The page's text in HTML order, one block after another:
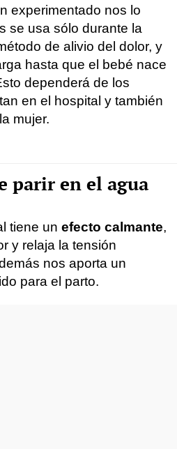
experimentado nos lo
se usa sólo durante la
de alivio del dolor, y
hasta que el bebé nace
dependerá de los
en el hospital y también
mujer.
parir en el agua
tiene un efecto calmante,
y relaja la tensión
nos aporta un
para el parto.